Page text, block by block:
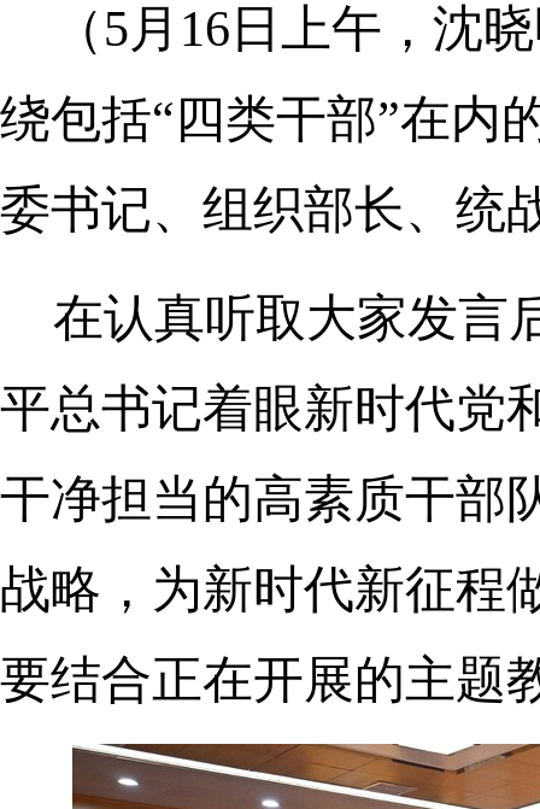
（5月16日上午，沈
绕包括“四类干部”在内
委书记、组织部长、统
在认真听取大家发言
平总书记着眼新时代党
干净担当的高素质干部
战略，为新时代新征程
要结合正在开展的主题